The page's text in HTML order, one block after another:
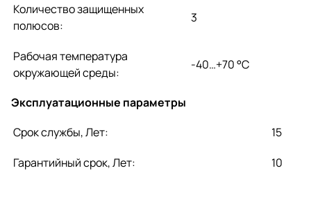
Количество защищенных
полюсов:
3
Рабочая температура
окружающей среды:
-40…+70 °C
Эксплуатационные параметры
Срок службы, Лет:
15
Гарантийный срок, Лет:
10